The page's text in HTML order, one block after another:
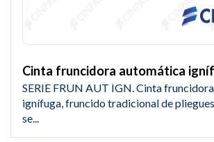
Cinta fruncidora automática
SERIE FRUN AUT IGN. Cinta
ignífuga, fruncido tradicional de
se...